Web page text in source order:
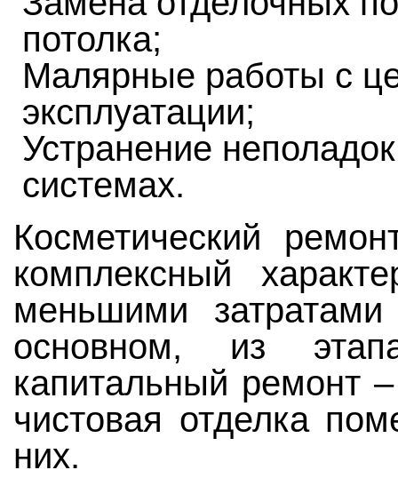
потолка;
Малярные работы с
эксплуатации;
Устранение
системах.
Косметический
комплексный
меньшими
основном, из
капитальный ремонт
чистовая отделка
них.